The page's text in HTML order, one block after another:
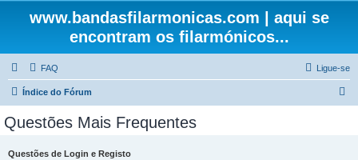
www.bandasfilarmonicas.com | aqui se
encontram os filarmónicos...
FAQ Ligue-se
Índice do Fórum
Questões Mais Frequentes
Questões de Login e Registo